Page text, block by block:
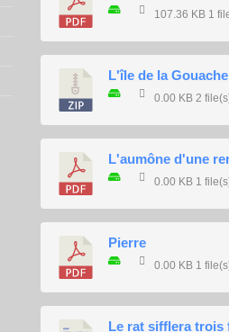
107.36 KB 1
L'île de la Gouache
0.00 KB 2
L'aumône d'une
0.00 KB 1
Pierre
0.00 KB 1
Le rat sifflera trois